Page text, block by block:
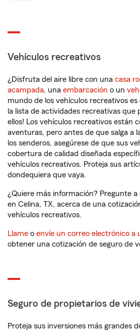
Vehículos recreativos
¿Disfruta del aire libre con una casa
acampada, una embarcación o un
mundo de los vehículos recreativos
la lista de actividades recreativas
ellos! Los vehículos recreativos están
aventuras, pero antes de que salga a
los senderos, asegúrese de que sus
cobertura de calidad diseñada
vehículos recreativos. Proteja sus
dondequiera que vaya.
¿Quiere más información? Pregunte
en Celina, TX, acerca de una
vehículos recreativos.
Llame o envíe un correo electrónico a
obtener una cotización de seguro de
Seguro de propietarios de
Proteja sus inversiones más grandes